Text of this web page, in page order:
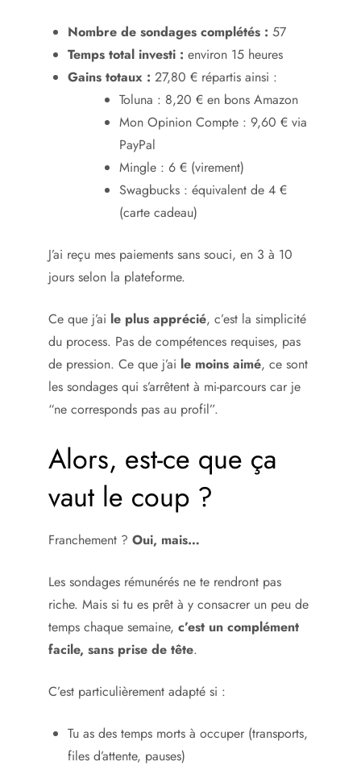
Nombre de sondages complétés : 57
Temps total investi : environ 15 heures
Gains totaux : 27,80 € répartis ainsi :
Toluna : 8,20 € en bons Amazon
Mon Opinion Compte : 9,60 € via
PayPal
Mingle : 6 € (virement)
Swagbucks : équivalent de 4 €
(carte cadeau)
J’ai reçu mes paiements sans souci, en 3 à 10
jours selon la plateforme.
Ce que j’ai le plus apprécié, c’est la simplicité
du process. Pas de compétences requises, pas
de pression. Ce que j’ai le moins aimé, ce sont
les sondages qui s’arrêtent à mi-parcours car je
“ne corresponds pas au profil”.
Alors, est-ce que ça
vaut le coup ?
Franchement ? Oui, mais…
Les sondages rémunérés ne te rendront pas
riche. Mais si tu es prêt à y consacrer un peu de
temps chaque semaine, c’est un complément
facile, sans prise de tête.
C’est particulièrement adapté si :
Tu as des temps morts à occuper (transports,
files d’attente, pauses)